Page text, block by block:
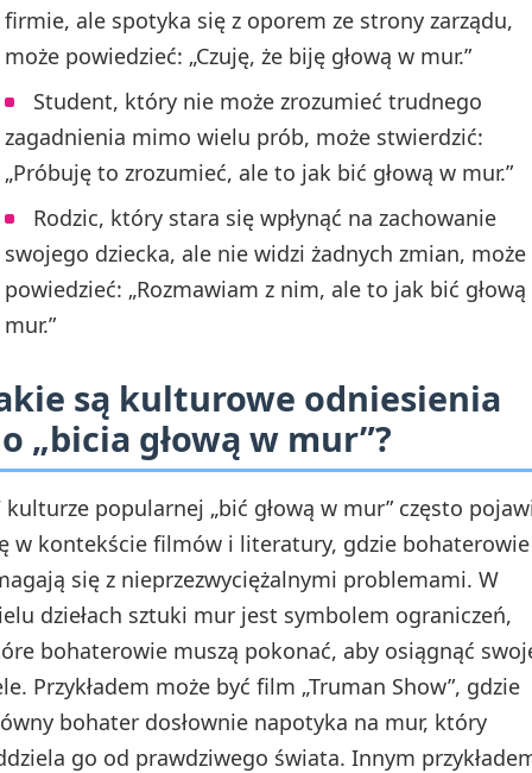
firmie, ale spotyka się z oporem ze strony zarządu,
może powiedzieć: „Czuję, że biję głową w mur.”
Student, który nie może zrozumieć trudnego
zagadnienia mimo wielu prób, może stwierdzić:
„Próbuję to zrozumieć, ale to jak bić głową w mur.”
Rodzic, który stara się wpłynąć na zachowanie
swojego dziecka, ale nie widzi żadnych zmian, może
powiedzieć: „Rozmawiam z nim, ale to jak bić głową
mur.”
są kulturowe odniesienia
„bicia głową w mur”?
kulturze popularnej „bić głową w mur” często
w kontekście filmów i literatury, gdzie bohaterowie
się z nieprzezwyciężalnymi problemami. W
dziełach sztuki mur jest symbolem ograniczeń,
bohaterowie muszą pokonać, aby osiągnąć
Przykładem może być film „Truman Show”, gdzie
bohater dosłownie napotyka na mur, który
go od prawdziwego świata. Innym